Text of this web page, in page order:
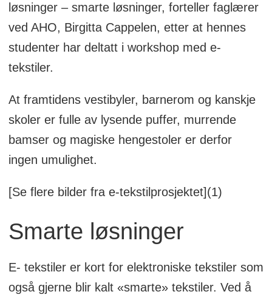
løsninger – smarte løsninger, forteller faglærer
ved AHO, Birgitta Cappelen, etter at hennes
studenter har deltatt i workshop med e-
tekstiler.
At framtidens vestibyler, barnerom og kanskje
skoler er fulle av lysende puffer, murrende
bamser og magiske hengestoler er derfor
ingen umulighet.
[Se flere bilder fra e-tekstilprosjektet](1)
Smarte løsninger
E- tekstiler er kort for elektroniske tekstiler som
også gjerne blir kalt «smarte» tekstiler. Ved å